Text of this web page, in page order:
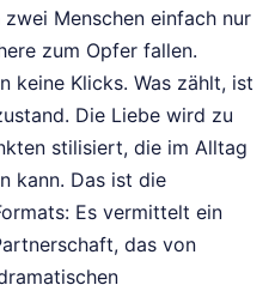
Menschen einfach nur
zum Opfer fallen.
keine Klicks. Was zählt, ist
Die Liebe wird zu
stilisiert, die im Alltag
kann. Das ist die
Es vermittelt ein
das von